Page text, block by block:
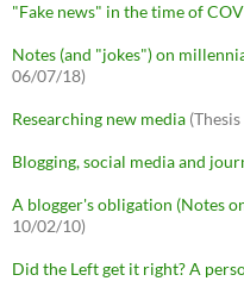
"Fake news" in the time of
Notes (and "jokes") on
06/07/18)
Researching new media
Blogging, social media and
A blogger's obligation (Notes
10/02/10)
Did the Left get it right? A